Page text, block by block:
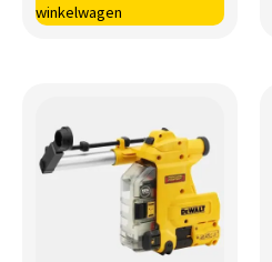
winkelwagen